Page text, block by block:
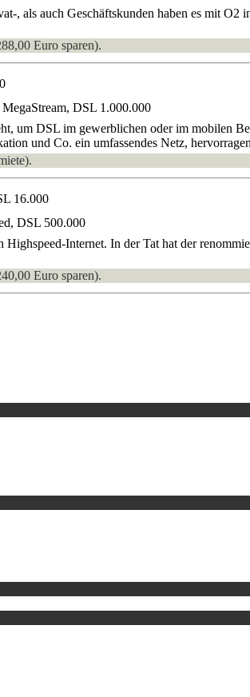
, als auch Geschäftskunden haben es mit
Euro sparen).
DSL 1.000.000
um DSL im gewerblichen oder im mobilen
und Co. ein umfassendes Netz,
16.000
DSL 500.000
Internet. In der Tat hat der
Euro sparen).